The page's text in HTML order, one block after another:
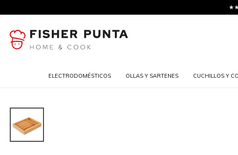
ELECTRODOMÉSTICOS OLLAS Y SARTENES CUCHILLOS Y